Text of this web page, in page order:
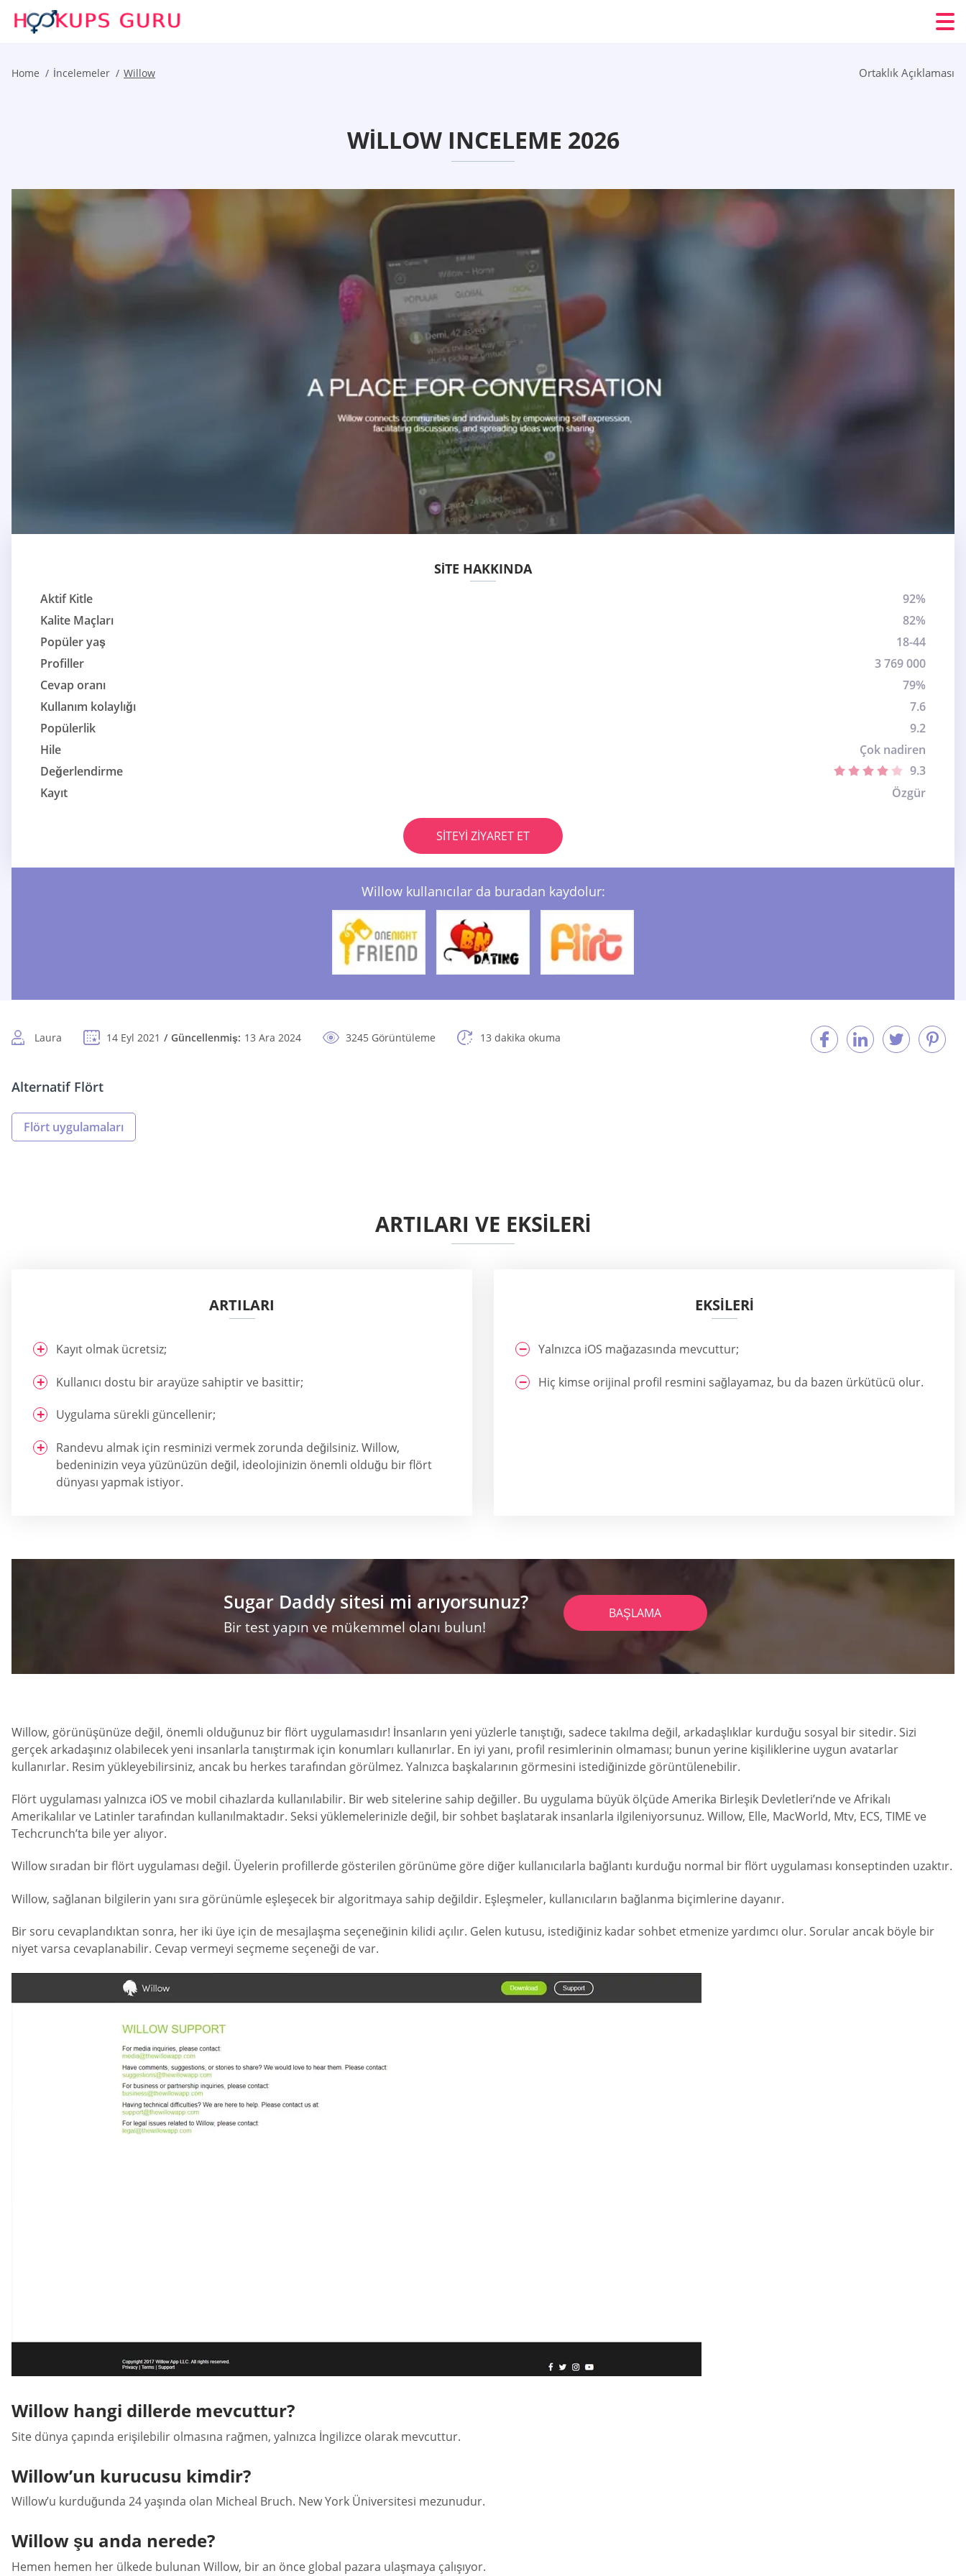
Home İncelemeler Willow Ortaklık Açıklaması
WILLOW INCELEME 2026
SITE HAKKINDA
Aktif Kitle
92%
Kalite Maçları
82%
Popüler yaş
18-44
Profiller
3 769 000
Cevap oranı
79%
Kullanım kolaylığı
7.6
Popülerlik
9.2
Hile
Çok nadiren
Değerlendirme
9.3
Kayıt
Özgür
SITEYI ZIYARET ET
Willow kullanıcılar da buradan kaydolur:
Laura 14 Eyl 2021 Güncellenmiş: 13 Ara 2024 3245 Görüntüleme 13 dakika okuma
Alternatif Flört
Flört uygulamaları
ARTILARI VE EKSİLERİ
ARTILARI
Kayıt olmak ücretsiz;
Kullanıcı dostu bir arayüze sahiptir ve basittir;
Uygulama sürekli güncellenir;
Randevu almak için resminizi vermek zorunda değilsiniz. Willow,
bedeninizin veya yüzünüzün değil, ideolojinizin önemli olduğu bir flört
dünyası yapmak istiyor.
EKSİLERİ
Yalnızca iOS mağazasında mevcuttur;
Hiç kimse orijinal profil resmini sağlayamaz, bu da bazen ürkütücü olur.
Sugar Daddy sitesi mi arıyorsunuz?
Bir test yapın ve mükemmel olanı bulun!
BAŞLAMA
Willow, görünüşünüze değil, önemli olduğunuz bir flört uygulamasıdır! İnsanların yeni yüzlerle tanıştığı, sadece takılma değil, arkadaşlıklar kurduğu sosyal bir sitedir. Sizi
gerçek arkadaşınız olabilecek yeni insanlarla tanıştırmak için konumları kullanırlar. En iyi yanı, profil resimlerinin olmaması; bunun yerine kişiliklerine uygun avatarlar
kullanırlar. Resim yükleyebilirsiniz, ancak bu herkes tarafından görülmez. Yalnızca başkalarının görmesini istediğinizde görüntülenebilir.
Flört uygulaması yalnızca iOS ve mobil cihazlarda kullanılabilir. Bir web sitelerine sahip değiller. Bu uygulama büyük ölçüde Amerika Birleşik Devletleri’nde ve Afrikalı
Amerikalılar ve Latinler tarafından kullanılmaktadır. Seksi yüklemelerinizle değil, bir sohbet başlatarak insanlarla ilgileniyorsunuz. Willow, Elle, MacWorld, Mtv, ECS, TIME ve
Techcrunch’ta bile yer alıyor.
Willow sıradan bir flört uygulaması değil. Üyelerin profillerde gösterilen görünüme göre diğer kullanıcılarla bağlantı kurduğu normal bir flört uygulaması konseptinden uzaktır.
Willow, sağlanan bilgilerin yanı sıra görünümle eşleşecek bir algoritmaya sahip değildir. Eşleşmeler, kullanıcıların bağlanma biçimlerine dayanır.
Bir soru cevaplandıktan sonra, her iki üye için de mesajlaşma seçeneğinin kilidi açılır. Gelen kutusu, istediğiniz kadar sohbet etmenize yardımcı olur. Sorular ancak böyle bir
niyet varsa cevaplanabilir. Cevap vermeyi seçmeme seçeneği de var.
Willow hangi dillerde mevcuttur?
Site dünya çapında erişilebilir olmasına rağmen, yalnızca İngilizce olarak mevcuttur.
Willow’un kurucusu kimdir?
Willow’u kurduğunda 24 yaşında olan Micheal Bruch. New York Üniversitesi mezunudur.
Willow şu anda nerede?
Hemen hemen her ülkede bulunan Willow, bir an önce global pazara ulaşmaya çalışıyor.